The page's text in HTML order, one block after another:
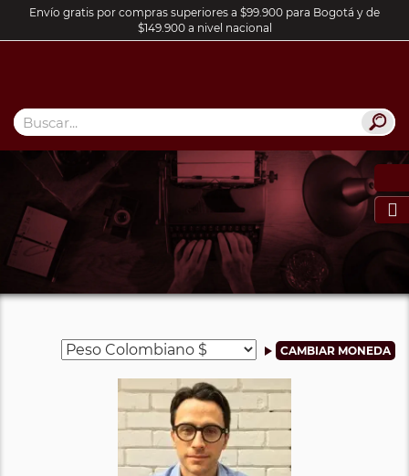
Envío gratis por compras superiores a $99.900 para Bogotá y de
$149.900 a nivel nacional
